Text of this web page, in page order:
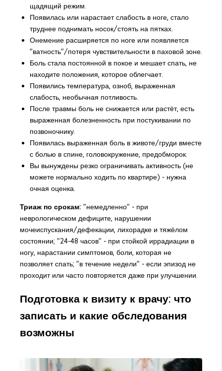
щадящий режим.
Появилась или нарастает слабость в ноге, стало
труднее поднимать носок/стоять на пятках.
Онемение расширяется по ноге или появляется
"ватность"/потеря чувствительности в паховой зоне.
Боль стала постоянной в покое и мешает спать, не
находите положения, которое облегчает.
Появились температура, озноб, выраженная
слабость, необычная потливость.
После травмы боль не снижается или растёт, есть
выраженная болезненность при постукивании по
позвоночнику.
Появилась выраженная боль в животе/груди вместе
с болью в спине, головокружение, предобморок.
Вы вынуждены резко ограничивать активность (не
можете нормально ходить по квартире) - нужна
очная оценка.
Триаж по срокам: "немедленно" - при
неврологическом дефиците, нарушении
мочеиспускания/дефекации, лихорадке и тяжёлом
состоянии; "24-48 часов" - при стойкой иррадиации в
ногу, нарастании симптомов, боли, которая не
позволяет спать; "в течение недели" - если эпизод не
проходит или часто повторяется даже при улучшении.
Подготовка к визиту к врачу: что
записать и какие обследования
возможны